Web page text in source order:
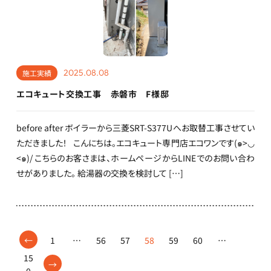
施工実績 2025.08.08
エコキュート交換工事 赤磐市 F様邸
before after ボイラーから三菱SRT-S377Uへお取替工事させてい
ただきました！ こんにちは。エコキュート専門店エコワンです(๑>◡
<๑)/ こちらのお客さまは、ホームページからLINEでのお問い合わ
せがありました。 給湯器の交換を検討して […]
← 1 … 56 57 58 59 60
…
15
→